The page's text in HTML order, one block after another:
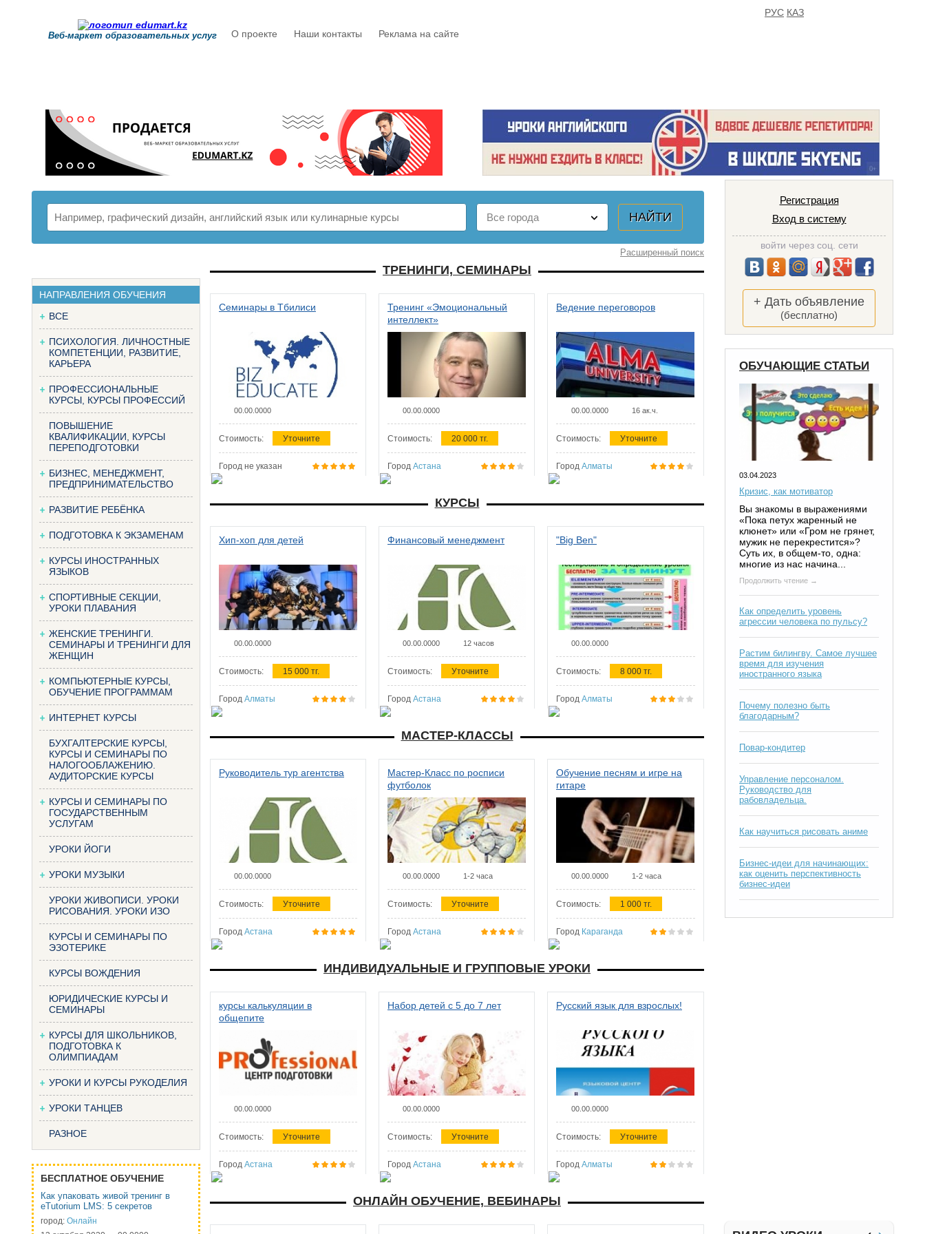
Веб-маркет образовательных услуг О проекте Наши контакты Реклама на сайте
РУС КАЗ
Расширенный поиск
НАПРАВЛЕНИЯ ОБУЧЕНИЯ
ВСЕ
ПСИХОЛОГИЯ. ЛИЧНОСТНЫЕ
КОМПЕТЕНЦИИ, РАЗВИТИЕ,
КАРЬЕРА
ПРОФЕССИОНАЛЬНЫЕ
КУРСЫ, КУРСЫ ПРОФЕССИЙ
ПОВЫШЕНИЕ
КВАЛИФИКАЦИИ, КУРСЫ
ПЕРЕПОДГОТОВКИ
БИЗНЕС, МЕНЕДЖМЕНТ,
ПРЕДПРИНИМАТЕЛЬСТВО
РАЗВИТИЕ РЕБЁНКА
ПОДГОТОВКА К ЭКЗАМЕНАМ
КУРСЫ ИНОСТРАННЫХ
ЯЗЫКОВ
СПОРТИВНЫЕ СЕКЦИИ,
УРОКИ ПЛАВАНИЯ
ЖЕНСКИЕ ТРЕНИНГИ.
СЕМИНАРЫ И ТРЕНИНГИ ДЛЯ
ЖЕНЩИН
КОМПЬЮТЕРНЫЕ КУРСЫ,
ОБУЧЕНИЕ ПРОГРАММАМ
ИНТЕРНЕТ КУРСЫ
БУХГАЛТЕРСКИЕ КУРСЫ,
КУРСЫ И СЕМИНАРЫ ПО
НАЛОГООБЛАЖЕНИЮ.
АУДИТОРСКИЕ КУРСЫ
КУРСЫ И СЕМИНАРЫ ПО
ГОСУДАРСТВЕННЫМ
УСЛУГАМ
УРОКИ ЙОГИ
УРОКИ МУЗЫКИ
УРОКИ ЖИВОПИСИ. УРОКИ
РИСОВАНИЯ. УРОКИ ИЗО
КУРСЫ И СЕМИНАРЫ ПО
ЭЗОТЕРИКЕ
КУРСЫ ВОЖДЕНИЯ
ЮРИДИЧЕСКИЕ КУРСЫ И
СЕМИНАРЫ
КУРСЫ ДЛЯ ШКОЛЬНИКОВ,
ПОДГОТОВКА К
ОЛИМПИАДАМ
УРОКИ И КУРСЫ РУКОДЕЛИЯ
УРОКИ ТАНЦЕВ
РАЗНОЕ
БЕСПЛАТНОЕ ОБУЧЕНИЕ
Как упаковать живой тренинг в
eTutorium LMS: 5 секретов
город: Онлайн
ТРЕНИНГИ, СЕМИНАРЫ
Семинары в Тбилиси
00.00.0000
Стоимость: Уточните
Город не указан
Тренинг «Эмоциональный
интеллект»
00.00.0000
Стоимость: 20 000 тг.
Город Астана
Ведение переговоров
00.00.0000 16 ак.ч.
Стоимость: Уточните
Город Алматы
КУРСЫ
Хип-хоп для детей
00.00.0000
Стоимость: 15 000 тг.
Город Алматы
Финансовый менеджмент
00.00.0000 12 часов
Стоимость: Уточните
Город Астана
"Big Ben"
00.00.0000
Стоимость: 8 000 тг.
Город Алматы
МАСТЕР-КЛАССЫ
Руководитель тур агентства
00.00.0000
Стоимость: Уточните
Город Астана
Мастер-Класс по росписи
футболок
00.00.0000 1-2 часа
Стоимость: Уточните
Город Астана
Обучение песням и игре на
гитаре
00.00.0000 1-2 часа
Стоимость: 1 000 тг.
Город Караганда
ИНДИВИДУАЛЬНЫЕ И ГРУППОВЫЕ УРОКИ
курсы калькуляции в
общепите
00.00.0000
Стоимость: Уточните
Город Астана
Набор детей с 5 до 7 лет
00.00.0000
Стоимость: Уточните
Город Астана
Русский язык для взрослых!
00.00.0000
Стоимость: Уточните
Город Алматы
ОНЛАЙН ОБУЧЕНИЕ, ВЕБИНАРЫ
Регистрация
Вход в систему
войти через соц. сети
+ Дать объявление
(бесплатно)
ОБУЧАЮЩИЕ СТАТЬИ
03.04.2023
Кризис, как мотиватор
Вы знакомы в выражениями
«Пока петух жаренный не
клюнет» или «Гром не грянет,
мужик не перекрестится»?
Суть их, в общем-то, одна:
многие из нас начина...
Продолжить чтение →
Как определить уровень
агрессии человека по пульсу?
Растим билингву. Самое лучшее
время для изучения
иностранного языка
Почему полезно быть
благодарным?
Повар-кондитер
Управление персоналом.
Руководство для
рабовладельца.
Как научиться рисовать аниме
Бизнес-идеи для начинающих:
как оценить перспективность
бизнес-идеи